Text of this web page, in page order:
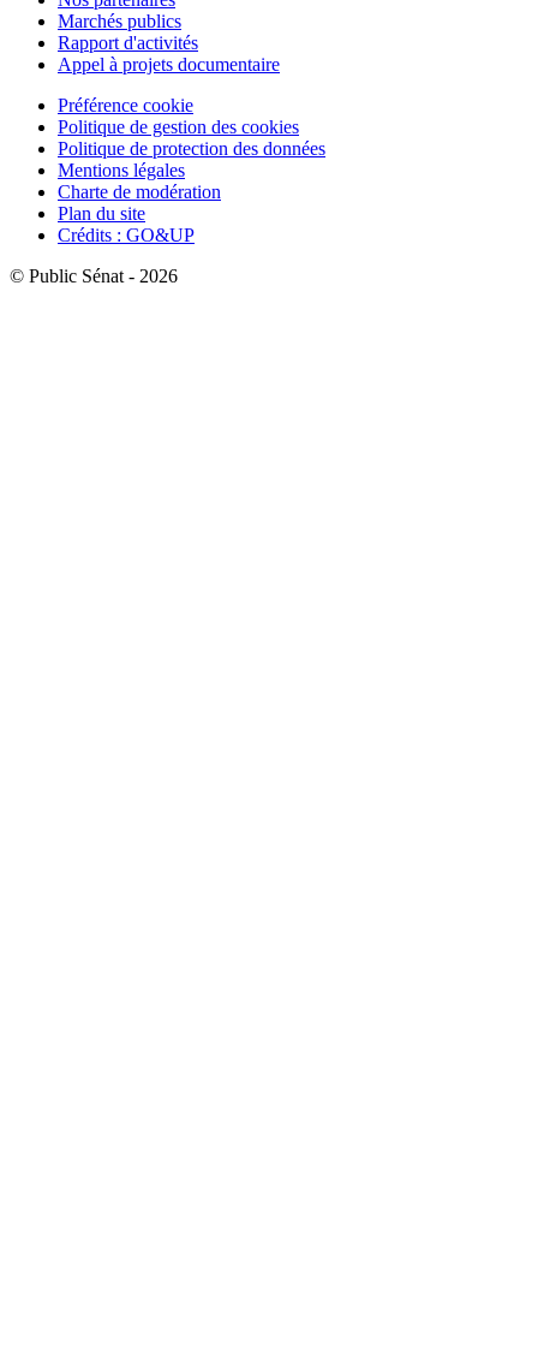
Marchés publics
Rapport d'activités
Appel à projets documentaire
Préférence cookie
Politique de gestion des cookies
Politique de protection des données
Mentions légales
Charte de modération
Plan du site
Crédits : GO&UP
© Public Sénat - 2026